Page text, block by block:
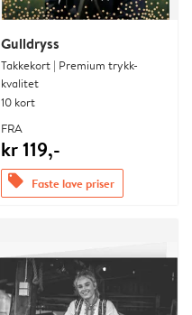
Gulldryss
Takkekort | Premium trykk-
kvalitet
10 kort
FRA
kr 119,-
offers Faste lave priser